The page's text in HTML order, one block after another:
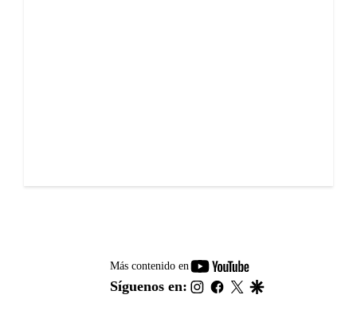
Más contenido en
youtube-
footer
Síguenos en: instagram
facebook
twitter